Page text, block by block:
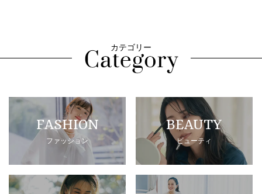
カテゴリー
FASHION
ファッション
BEAUTY
ビューティ